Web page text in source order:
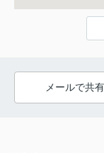
メールで共